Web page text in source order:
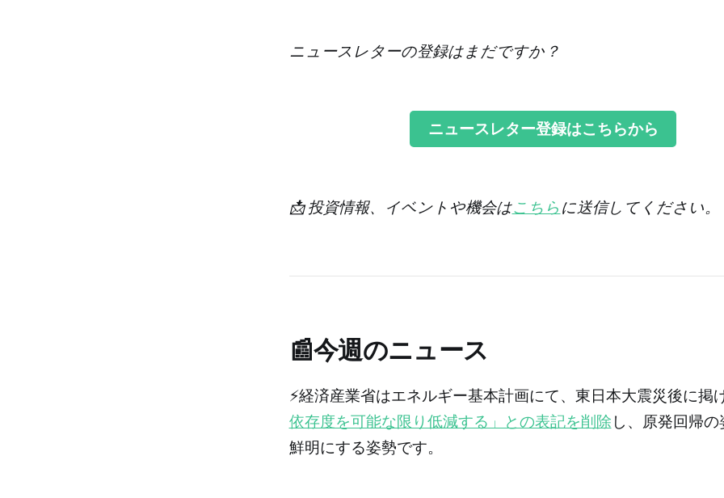
ニュースレターの登録はまだですか？
ニュースレター登録はこちらから
📩 投資情報、イベントや機会はこちらに送信してください。
📰今週のニュース
⚡️経済産業省はエネルギー基本計画にて、東日本大震災後に掲
依存度を可能な限り低減する」との表記を削除し、原発回帰
鮮明にする姿勢です。